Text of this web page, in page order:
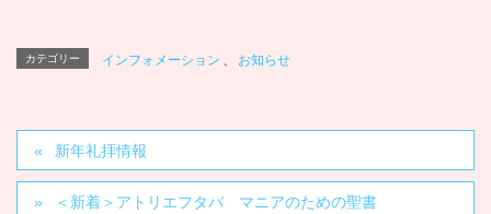
カテゴリー インフォメーション お知らせ
新年礼拝情報
＜新着＞アトリエフタバ マニアのための聖書